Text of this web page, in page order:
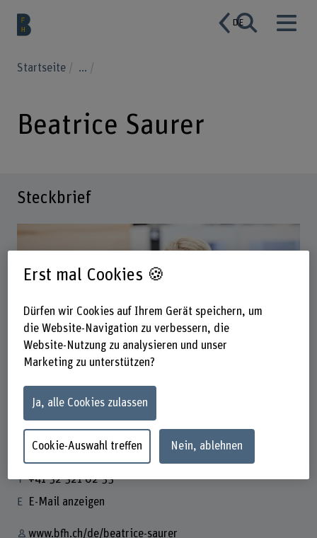
DE
Startseite ...
Beatrice Saurer
Steckbrief
Leitung Marketing + Kommunikation AHB
+41 32 321 62 33
E-Mail anzeigen
www.bfh.ch/de/beatrice-saurer
Erst mal Cookies 🍪
Dürfen wir Cookies auf Ihrem Gerät speichern, um
die Website-Navigation zu verbessern, die
Website-Nutzung zu analysieren und unser
Marketing zu unterstützen?
Ja, alle Cookies zulassen
Cookie-Auswahl treffen Nein, ablehnen